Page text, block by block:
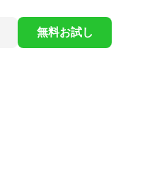
無料お試し